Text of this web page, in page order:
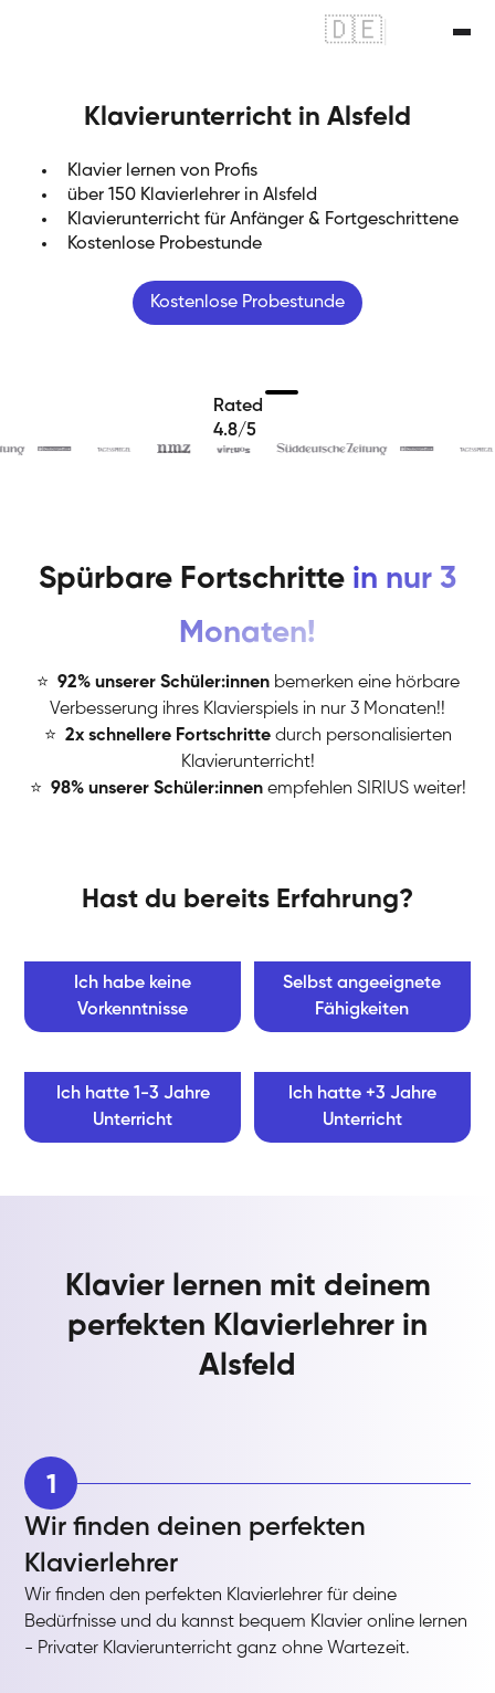
🇩🇪
Klavierunterricht in Alsfeld
Klavier lernen von Profis
über 150 Klavierlehrer in Alsfeld
Klavierunterricht für Anfänger & Fortgeschrittene
Kostenlose Probestunde
Kostenlose Probestunde
Rated
4.8/5
Spürbare Fortschritte in nur 3
Monaten!
⭐ 92% unserer Schüler:innen bemerken eine hörbare
Verbesserung ihres Klavierspiels in nur 3 Monaten!!
⭐ 2x schnellere Fortschritte durch personalisierten
Klavierunterricht!
⭐ 98% unserer Schüler:innen empfehlen SIRIUS weiter!
Hast du bereits Erfahrung?
Ich habe keine
Vorkenntnisse
Selbst angeeignete
Fähigkeiten
Ich hatte 1-3 Jahre
Unterricht
Ich hatte +3 Jahre
Unterricht
Klavier lernen mit deinem
perfekten Klavierlehrer in
Alsfeld
1
Wir finden deinen perfekten
Klavierlehrer
Wir finden den perfekten Klavierlehrer für deine
Bedürfnisse und du kannst bequem Klavier online lernen
- Privater Klavierunterricht ganz ohne Wartezeit.